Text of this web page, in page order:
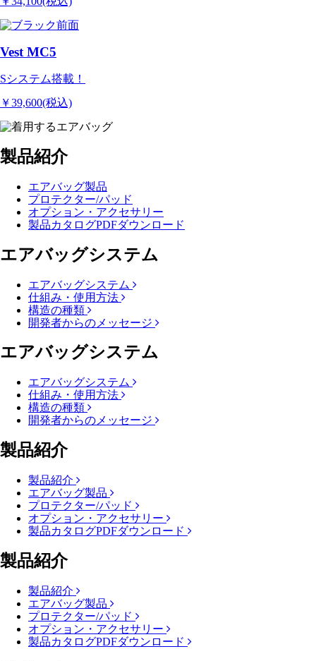
Vest MC5
Sシステム搭載！
￥39,600(税込)
製品紹介
エアバッグ製品
プロテクター/パッド
オプション・アクセサリー
製品カタログPDFダウンロード
エアバッグシステム
エアバッグシステム
仕組み・使用方法
構造の種類
開発者からのメッセージ
エアバッグシステム
エアバッグシステム
仕組み・使用方法
構造の種類
開発者からのメッセージ
製品紹介
製品紹介
エアバッグ製品
プロテクター/パッド
オプション・アクセサリー
製品カタログPDFダウンロード
製品紹介
製品紹介
エアバッグ製品
プロテクター/パッド
オプション・アクセサリー
製品カタログPDFダウンロード